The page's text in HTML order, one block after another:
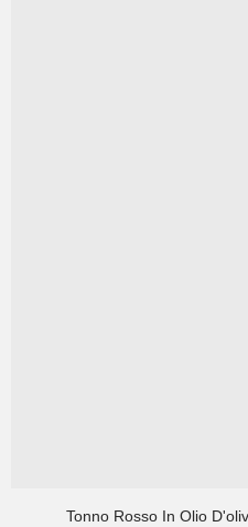
Tonno Rosso In Olio